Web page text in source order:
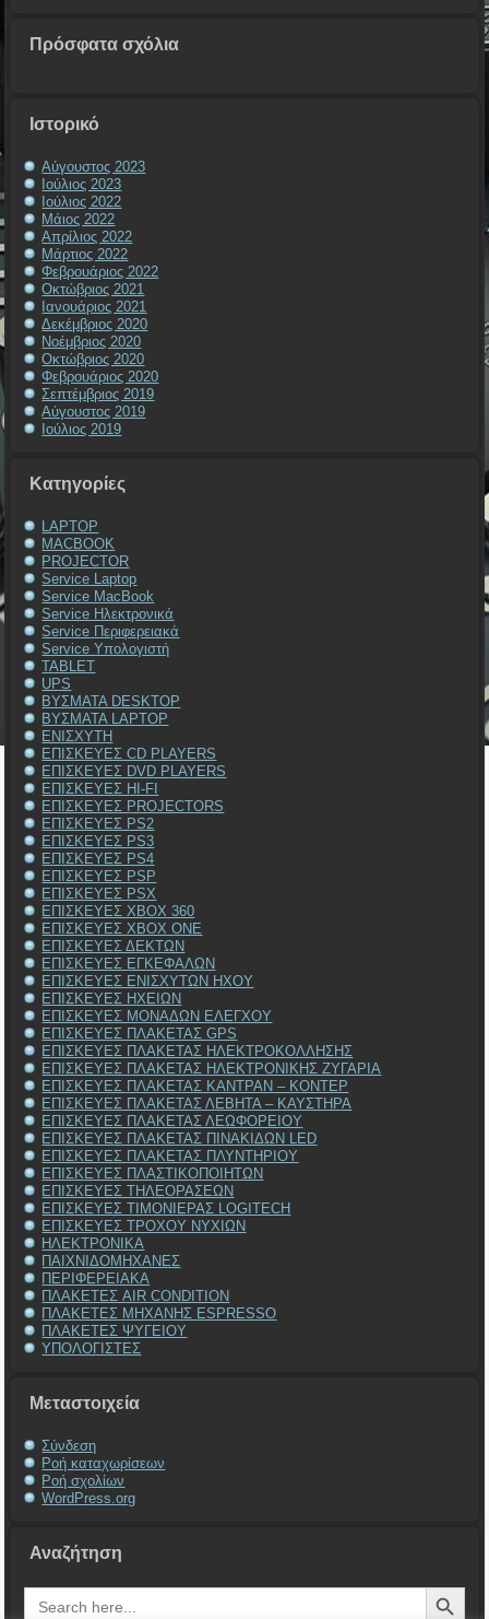
Πρόσφατα σχόλια
Ιστορικό
Αύγουστος 2023
Ιούλιος 2023
Ιούλιος 2022
Μάιος 2022
Απρίλιος 2022
Μάρτιος 2022
Φεβρουάριος 2022
Οκτώβριος 2021
Ιανουάριος 2021
Δεκέμβριος 2020
Νοέμβριος 2020
Οκτώβριος 2020
Φεβρουάριος 2020
Σεπτέμβριος 2019
Αύγουστος 2019
Ιούλιος 2019
Kατηγορίες
LAPTOP
MACBOOK
PROJECTOR
Service Laptop
Service MacBook
Service Ηλεκτρονικά
Service Περιφερειακά
Service Υπολογιστή
TABLET
UPS
ΒΥΣΜΑΤΑ DESKTOP
ΒΥΣΜΑΤΑ LAPTOP
ΕΝΙΣΧΥΤΗ
ΕΠΙΣΚΕΥΕΣ CD PLAYERS
ΕΠΙΣΚΕΥΕΣ DVD PLAYERS
ΕΠΙΣΚΕΥΕΣ HI-FI
ΕΠΙΣΚΕΥΕΣ PROJECTORS
ΕΠΙΣΚΕΥΕΣ PS2
ΕΠΙΣΚΕΥΕΣ PS3
ΕΠΙΣΚΕΥΕΣ PS4
ΕΠΙΣΚΕΥΕΣ PSP
ΕΠΙΣΚΕΥΕΣ PSX
ΕΠΙΣΚΕΥΕΣ XBOX 360
ΕΠΙΣΚΕΥΕΣ XBOX ONE
ΕΠΙΣΚΕΥΕΣ ΔΕΚΤΩΝ
ΕΠΙΣΚΕΥΕΣ ΕΓΚΕΦΑΛΩΝ
ΕΠΙΣΚΕΥΕΣ ΕΝΙΣΧΥΤΩΝ ΗΧΟΥ
ΕΠΙΣΚΕΥΕΣ ΗΧΕΙΩΝ
ΕΠΙΣΚΕΥΕΣ ΜΟΝΑΔΩΝ ΕΛΕΓΧΟΥ
ΕΠΙΣΚΕΥΕΣ ΠΛΑΚΕΤΑΣ GPS
ΕΠΙΣΚΕΥΕΣ ΠΛΑΚΕΤΑΣ ΗΛΕΚΤΡΟΚΟΛΛΗΣΗΣ
ΕΠΙΣΚΕΥΕΣ ΠΛΑΚΕΤΑΣ ΗΛΕΚΤΡΟΝΙΚΗΣ ΖΥΓΑΡΙΑ
ΕΠΙΣΚΕΥΕΣ ΠΛΑΚΕΤΑΣ ΚΑΝΤΡΑΝ – ΚΟΝΤΕΡ
ΕΠΙΣΚΕΥΕΣ ΠΛΑΚΕΤΑΣ ΛΕΒΗΤΑ – ΚΑΥΣΤΗΡΑ
ΕΠΙΣΚΕΥΕΣ ΠΛΑΚΕΤΑΣ ΛΕΩΦΟΡΕΙΟΥ
ΕΠΙΣΚΕΥΕΣ ΠΛΑΚΕΤΑΣ ΠΙΝΑΚΙΔΩΝ LED
ΕΠΙΣΚΕΥΕΣ ΠΛΑΚΕΤΑΣ ΠΛΥΝΤΗΡΙΟΥ
ΕΠΙΣΚΕΥΕΣ ΠΛΑΣΤΙΚΟΠΟΙΗΤΩΝ
ΕΠΙΣΚΕΥΕΣ ΤΗΛΕΟΡΑΣΕΩΝ
ΕΠΙΣΚΕΥΕΣ ΤΙΜΟΝΙΕΡΑΣ LOGITECH
ΕΠΙΣΚΕΥΕΣ ΤΡΟΧΟΥ ΝΥΧΙΩΝ
ΗΛΕΚΤΡΟΝΙΚΑ
ΠΑΙΧΝΙΔΟΜΗΧΑΝΕΣ
ΠΕΡΙΦΕΡΕΙΑΚΑ
ΠΛΑΚΕΤΕΣ AIR CONDITION
ΠΛΑΚΕΤΕΣ ΜΗΧΑΝΗΣ ESPRESSO
ΠΛΑΚΕΤΕΣ ΨΥΓΕΙΟΥ
ΥΠΟΛΟΓΙΣΤΕΣ
Μεταστοιχεία
Σύνδεση
Ροή καταχωρίσεων
Ροή σχολίων
WordPress.org
Αναζήτηση
Search
for:
Search Button